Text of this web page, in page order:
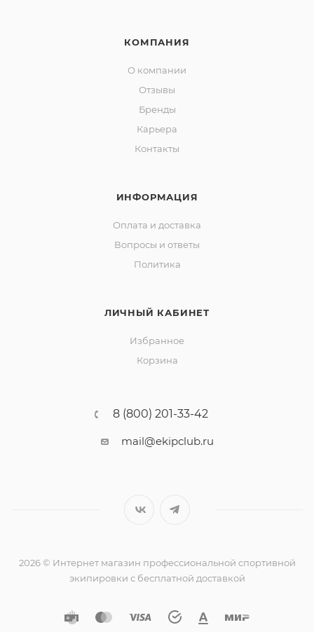
КОМПАНИЯ
О компании
Отзывы
Бренды
Карьера
Контакты
ИНФОРМАЦИЯ
Оплата и доставка
Вопросы и ответы
Политика
ЛИЧНЫЙ КАБИНЕТ
Избранное
Корзина
8 (800) 201-33-42
mail@ekipclub.ru
2026 © Интернет магазин профессиональной спортивной
экипировки с бесплатной доставкой